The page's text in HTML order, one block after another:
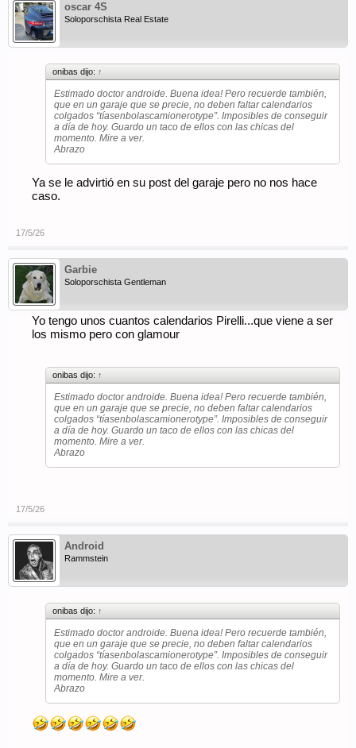
oscar 4S
Soloporschista Real Estate
onibas dijo: ↑
Estimado doctor androide. Buena idea! Pero recuerde también,
que en un garaje que se precie, no deben faltar calendarios
colgados “tíasenbolascamionerotype”. Imposibles de conseguir
a día de hoy. Guardo un taco de ellos con las chicas del
momento. Mire a ver.
Abrazo
Ya se le advirtió en su post del garaje pero no nos hace
caso.
17/5/26
Garbie
Soloporschista Gentleman
Yo tengo unos cuantos calendarios Pirelli...que viene a ser
los mismo pero con glamour
onibas dijo: ↑
Estimado doctor androide. Buena idea! Pero recuerde también,
que en un garaje que se precie, no deben faltar calendarios
colgados “tíasenbolascamionerotype”. Imposibles de conseguir
a día de hoy. Guardo un taco de ellos con las chicas del
momento. Mire a ver.
Abrazo
17/5/26
Android
Rammstein
onibas dijo: ↑
Estimado doctor androide. Buena idea! Pero recuerde también,
que en un garaje que se precie, no deben faltar calendarios
colgados “tíasenbolascamionerotype”. Imposibles de conseguir
a día de hoy. Guardo un taco de ellos con las chicas del
momento. Mire a ver.
Abrazo